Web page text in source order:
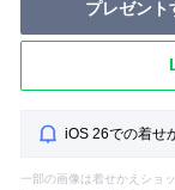
プレゼント
iOS 26での着せ
一部の画像は着せかえショ